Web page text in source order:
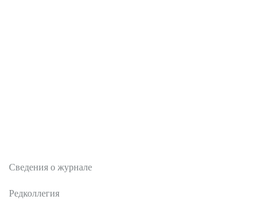
Сведения о журнале
Редколлегия